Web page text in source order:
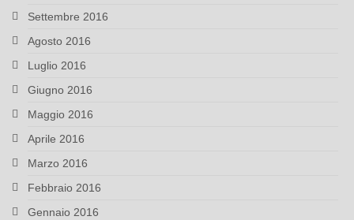
Settembre 2016
Agosto 2016
Luglio 2016
Giugno 2016
Maggio 2016
Aprile 2016
Marzo 2016
Febbraio 2016
Gennaio 2016